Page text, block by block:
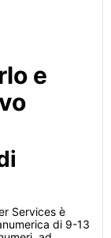
e
Services è
di 9-13